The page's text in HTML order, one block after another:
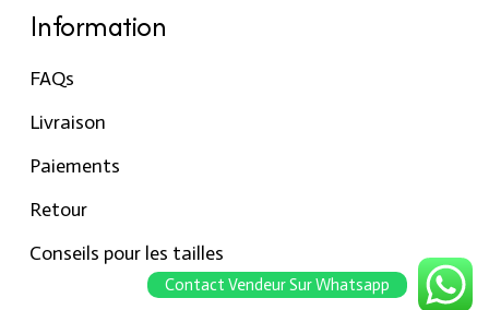
Information
FAQs
Livraison
Paiements
Retour
Conseils pour les tailles
Contact Vendeur Sur Whatsapp